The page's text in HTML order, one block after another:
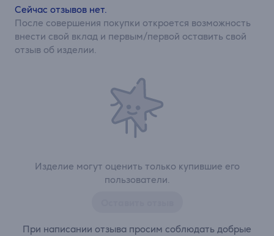
Изделие могут оценить только купившие его
пользователи.
При написании отзыва просим соблюдать добрые
Сейчас отзывов нет.
После совершения покупки откроется возможность
внести свой вклад и первым/первой оставить свой
отзыв об изделии.